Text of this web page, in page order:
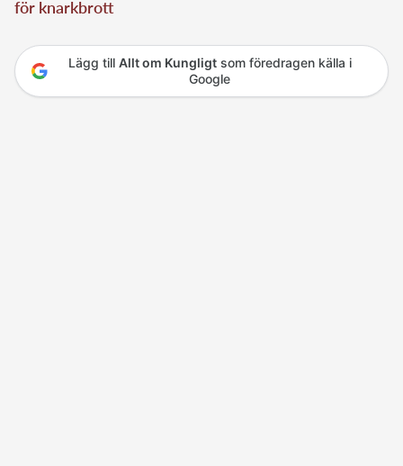
för knarkbrott
Lägg till Allt om Kungligtsom föredragen källa i
Google